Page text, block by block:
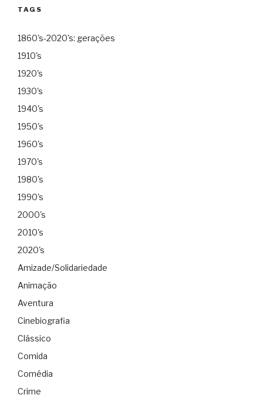
TAGS
1860's-2020's: gerações
1910's
1920's
1930's
1940's
1950's
1960's
1970's
1980's
1990's
2000's
2010's
2020's
Amizade/Solidariedade
Animação
Aventura
Cinebiografia
Clássico
Comida
Comédia
Crime